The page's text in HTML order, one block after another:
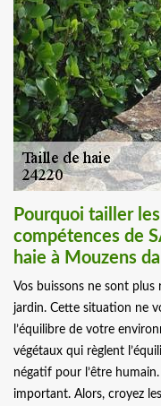
Pourquoi tailler
compétences de
haie à Mouzens
Vos buissons ne sont
jardin. Cette situation ne
l’équilibre de votre
végétaux qui règlent
négatif pour l’être
important. Alors, croyez